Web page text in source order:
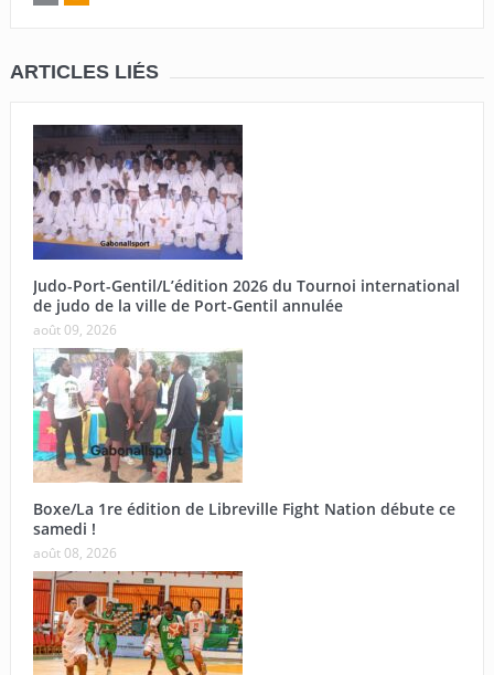
ARTICLES LIÉS
Judo-Port-Gentil/L’édition 2026 du Tournoi international
de judo de la ville de Port-Gentil annulée
août 09, 2026
Boxe/La 1re édition de Libreville Fight Nation débute ce
samedi !
août 08, 2026